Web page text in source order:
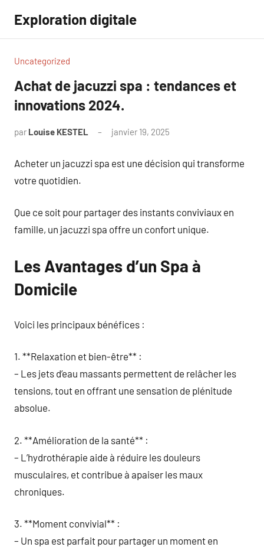
contenu
Exploration digitale
Uncategorized
Achat de jacuzzi spa : tendances et
innovations 2024.
par Louise KESTEL janvier 19, 2025
Acheter un jacuzzi spa est une décision qui transforme
votre quotidien.
Que ce soit pour partager des instants conviviaux en
famille, un jacuzzi spa offre un confort unique.
Les Avantages d’un Spa à
Domicile
Voici les principaux bénéfices :
1. **Relaxation et bien-être** :
– Les jets d’eau massants permettent de relâcher les
tensions, tout en offrant une sensation de plénitude
absolue.
2. **Amélioration de la santé** :
– L’hydrothérapie aide à réduire les douleurs
musculaires, et contribue à apaiser les maux
chroniques.
3. **Moment convivial** :
– Un spa est parfait pour partager un moment en